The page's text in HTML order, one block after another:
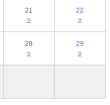
21
○
22
○
28
○
29
○